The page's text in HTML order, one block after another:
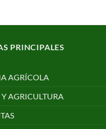
PRINCIPALES
AGRÍCOLA
AGRICULTURA